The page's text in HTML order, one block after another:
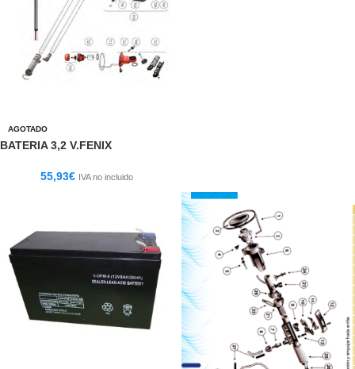
AGOTADO
BATERIA 3,2 V.FENIX
55,93€ IVA no incluido